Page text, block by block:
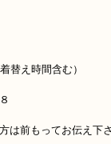
替え時間含む）
は前もってお伝え下